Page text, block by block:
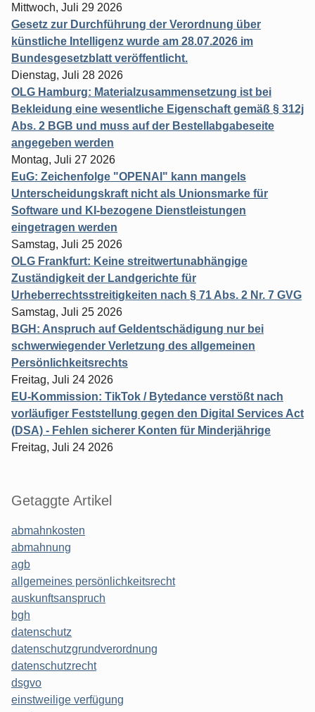
Mittwoch, Juli 29 2026
Gesetz zur Durchführung der Verordnung über
künstliche Intelligenz wurde am 28.07.2026 im
Bundesgesetzblatt veröffentlicht.
Dienstag, Juli 28 2026
OLG Hamburg: Materialzusammensetzung ist bei
Bekleidung eine wesentliche Eigenschaft gemäß § 312j
Abs. 2 BGB und muss auf der Bestellabgabeseite
angegeben werden
Montag, Juli 27 2026
EuG: Zeichenfolge "OPENAI" kann mangels
Unterscheidungskraft nicht als Unionsmarke für
Software und KI-bezogene Dienstleistungen
eingetragen werden
Samstag, Juli 25 2026
OLG Frankfurt: Keine streitwertunabhängige
Zuständigkeit der Landgerichte für
Urheberrechtsstreitigkeiten nach § 71 Abs. 2 Nr. 7 GVG
Samstag, Juli 25 2026
BGH: Anspruch auf Geldentschädigung nur bei
schwerwiegender Verletzung des allgemeinen
Persönlichkeitsrechts
Freitag, Juli 24 2026
EU-Kommission: TikTok / Bytedance verstößt nach
vorläufiger Feststellung gegen den Digital Services Act
(DSA) - Fehlen sicherer Konten für Minderjährige
Freitag, Juli 24 2026
Getaggte Artikel
abmahnkosten
abmahnung
agb
allgemeines persönlichkeitsrecht
auskunftsanspruch
bgh
datenschutz
datenschutzgrundverordnung
datenschutzrecht
dsgvo
einstweilige verfügung